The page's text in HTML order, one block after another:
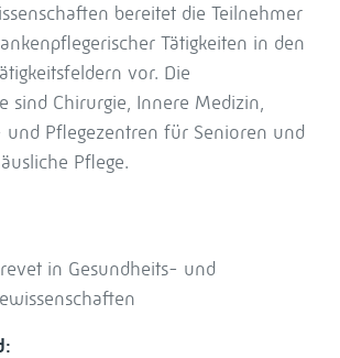
bereitet die Teilnehmer
Tätigkeiten in den
vor. Die
sind Chirurgie, Innere Medizin,
und Pflegezentren für Senioren und
Pflege.
in Gesundheits- und